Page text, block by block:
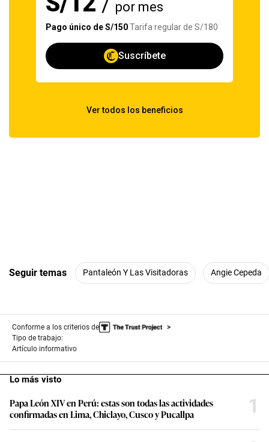
Seguir temas Pantaleón Y Las Visitadoras Angie Cepeda
Conforme a los criterios de
Tipo de trabajo:
Artículo informativo
Lo más visto
Papa León XIV en Perú: estas son todas las actividades
confirmadas en Lima, Chiclayo, Cusco y Pucallpa
1